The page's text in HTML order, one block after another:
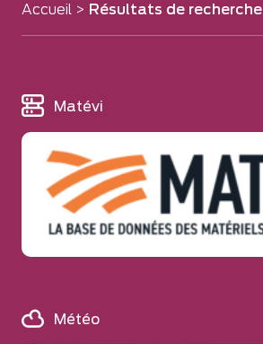
Accueil > Résultats de recherche
Matévi
Météo